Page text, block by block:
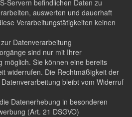
Servern befindlichen Daten zu
auswerten und dauerhaft
Verarbeitungstätigkeiten keinen
Datenverarbeitung
sind nur mit Ihrer
möglich. Sie können eine bereits
widerrufen. Die Rechtmäßigkeit der
bleibt vom Widerruf
Datenerhebung in besonderen
(Art. 21 DSGVO)